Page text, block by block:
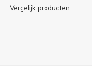
Vergelijk producten